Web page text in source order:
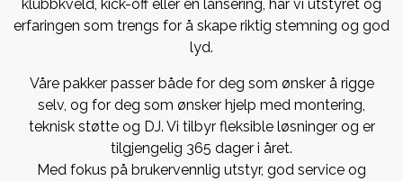
klubbkveld, kick-off eller en lansering, har vi utstyret og
erfaringen som trengs for å skape riktig stemning og god
lyd.
Våre pakker passer både for deg som ønsker å rigge
selv, og for deg som ønsker hjelp med montering,
teknisk støtte og DJ. Vi tilbyr fleksible løsninger og er
tilgjengelig 365 dager i året.
Med fokus på brukervennlig utstyr, god service og